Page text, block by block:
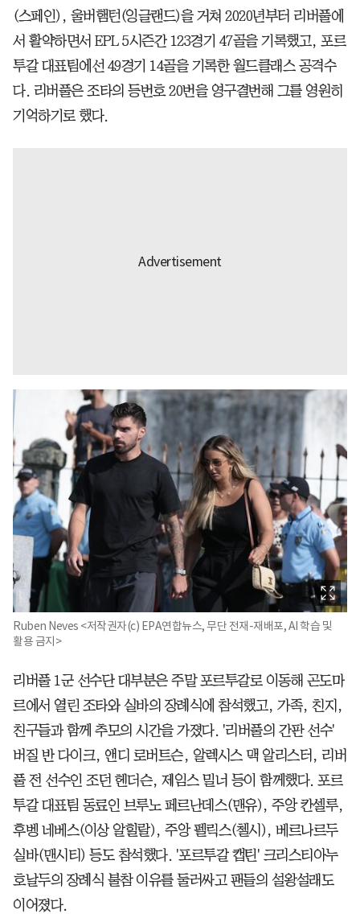
(스페인), 울버햄턴(잉글랜드)을 거쳐 2020년부터 리버풀에
서 활약하면서 EPL 5시즌간 123경기 47골을 기록했고, 포르
투갈 대표팀에선 49경기 14골을 기록한 월드클래스 공격수
다. 리버풀은 조타의 등번호 20번을 영구결번해 그를 영원히
기억하기로 했다.
Ruben Neves <저작권자(c) EPA연합뉴스, 무단 전재-재배포, AI 학습 및
활용 금지>
리버풀 1군 선수단 대부분은 주말 포르투갈로 이동해 곤도마
르에서 열린 조타와 실바의 장례식에 참석했고, 가족, 친지,
친구들과 함께 추모의 시간을 가졌다. '리버풀의 간판 선수'
버질 반 다이크, 앤디 로버트슨, 알렉시스 맥 알리스터, 리버
풀 전 선수인 조던 헨더슨, 제임스 밀너 등이 함께했다. 포르
투갈 대표팀 동료인 브루노 페르난데스(맨유), 주앙 칸셀루,
후벵 네베스(이상 알힐랄), 주앙 펠릭스(첼시), 베르나르두
실바(맨시티) 등도 참석했다. '포르투갈 캡틴' 크리스티아누
호날두의 장례식 불참 이유를 둘러싸고 팬들의 설왕설래도
이어졌다.